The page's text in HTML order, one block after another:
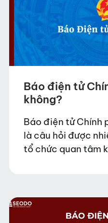
Báo điện tử
không?
Báo điện tử Chính
là câu hỏi được
tổ chức quan tâm